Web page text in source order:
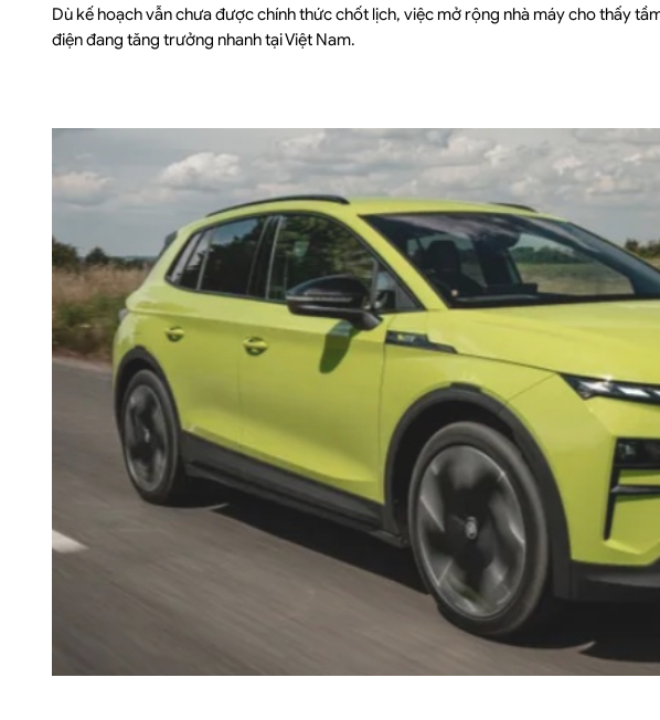
Dù kế hoạch vẫn chưa được chính thức chốt lịch, việc mở rộng nhà máy cho thấy
điện đang tăng trưởng nhanh tại Việt Nam.